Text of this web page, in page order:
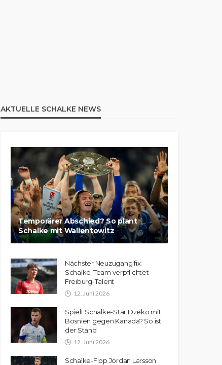
AKTUELLE SCHALKE NEWS
Temporärer Abschied? So plant
Schalke mit Wallentowitz
Nächster Neuzugang fix:
Schalke-Team verpflichtet
Freiburg-Talent
12. Juni 2026
Spielt Schalke-Star Dzeko mit
Bosnien gegen Kanada? So ist
der Stand
12. Juni 2026
Schalke-Flop Jordan Larsson